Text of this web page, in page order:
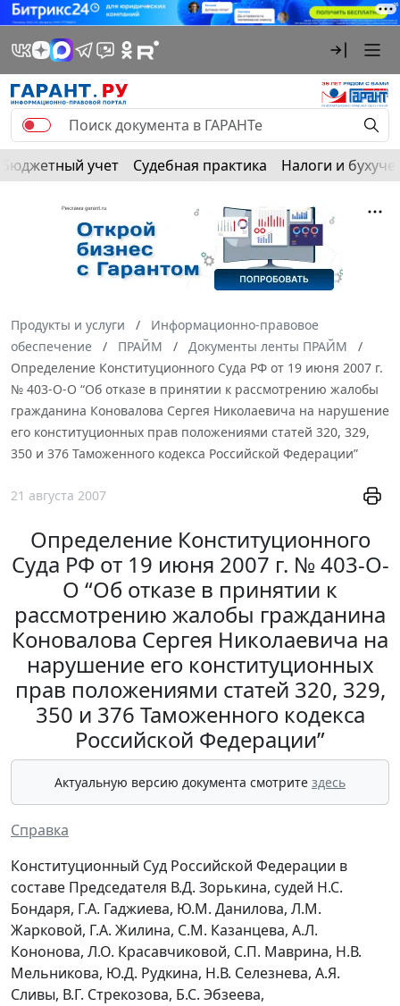
Бюджетный учет Судебная практика Налоги и
Продукты и услуги
Информационно-правовое
обеспечение
ПРАЙМ
Документы ленты ПРАЙМ
Определение Конституционного Суда РФ от 19 июня 2007 г.
№ 403-О-О “Об отказе в принятии к рассмотрению жалобы
гражданина Коновалова Сергея Николаевича на нарушение
его конституционных прав положениями статей 320, 329,
350 и 376 Таможенного кодекса Российской Федерации”
21 августа 2007
Определение Конституционного
Суда РФ от 19 июня 2007 г. № 403-О-
О “Об отказе в принятии к
рассмотрению жалобы гражданина
Коновалова Сергея Николаевича на
нарушение его конституционных
прав положениями статей 320, 329,
350 и 376 Таможенного кодекса
Российской Федерации”
Актуальную версию документа смотрите здесь
Справка
Конституционный Суд Российской Федерации в
составе Председателя В.Д. Зорькина, судей Н.С.
Бондаря, Г.А. Гаджиева, Ю.М. Данилова, Л.М.
Жарковой, Г.А. Жилина, С.М. Казанцева, А.Л.
Кононова, Л.О. Красавчиковой, С.П. Маврина, Н.В.
Мельникова, Ю.Д. Рудкина, Н.В. Селезнева, А.Я.
Сливы, В.Г. Стрекозова, Б.С. Эбзеева,